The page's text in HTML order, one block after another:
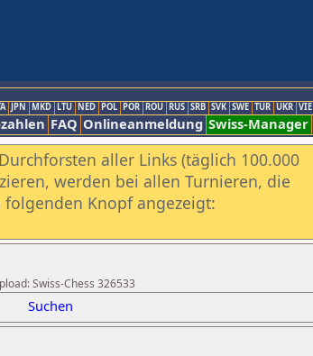
JPN MKD LTU NED POL POR ROU RUS SRB SVK SWE TUR UKR VIE
FAQ Onlineanmeldung Swiss-Manager
aller Links (täglich 100.000
werden bei allen Turnieren, die
folgenden Knopf angezeigt:
Swiss-Chess 326533
Suchen